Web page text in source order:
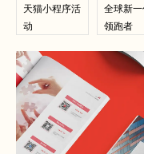
天猫小程序活
动
全球新
领跑者